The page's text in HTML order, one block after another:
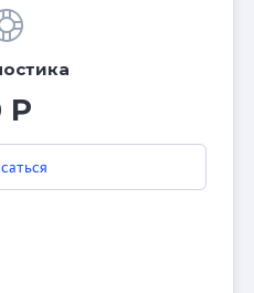
Р